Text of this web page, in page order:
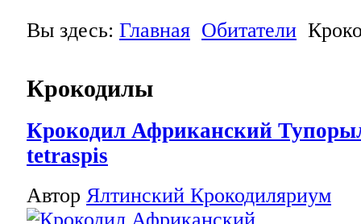
Вы здесь: Главная Обитатели
Крокодилы
Крокодил Африканский
tetraspis
Автор Ялтинский Крокодиляриум